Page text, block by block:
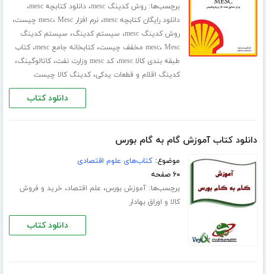
برچسب‌ها:روش کدینگ mesc ،دانلود کتابچه mesc ،
دانلود رایگان کتابچه mesc ،نرم افزار mesc ، Mesc چیست ،
روش کدینگ mesc ، سیستم کدینگ، سیستم کدینگ
mesc، Mesc مخفف چیست ،کتابخانه جامع mesc ،کتاب
طبقه بندی کالا mesc
،کد mesc وزارت نفت ،کاتالوگینگ،
کدینگ اقلام و قطعات یدکی،کدینگ کالا چیست
دانلود کتاب
دانلود کتاب آموزش گام به گام بورس
موضوع:کتاب‌های علوم اقتصادی
۶۰ صفحه
برچسب‌ها:آموزش بورس، علم اقتصاد، خرید و فروش
کالا و اوراق بهادار
دانلود کتاب